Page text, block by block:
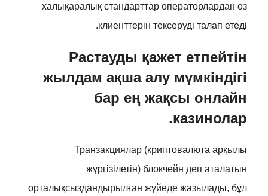
халықаралық стандарттар операторлардан өз
клиенттерін тексеруді талап етеді.
Растауды қажет етпейтін
жылдам ақша алу мүмкіндігі
бар ең жақсы онлайн
казинолар.
Транзакциялар (криптовалюта арқылы
жүргізілетін) блокчейн деп аталатын
орталықсыздандырылған жүйеде жазылады, бұл